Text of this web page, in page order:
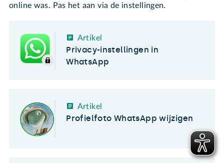
online was. Pas het aan via de instellingen.
Artikel
Privacy-instellingen in
WhatsApp
Artikel
Profielfoto WhatsApp wijzigen